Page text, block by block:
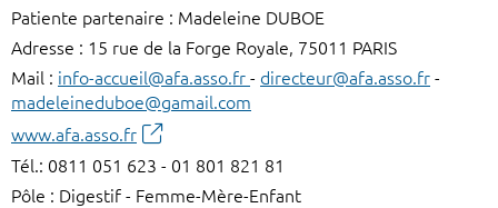
Patiente partenaire : Madeleine DUBOE
Adresse : 15 rue de la Forge Royale, 75011 PARIS
Mail : info-accueil@afa.asso.fr - directeur@afa.asso.fr -
madeleineduboe@gamail.com
www.afa.asso.fr
Tél.: 0811 051 623 - 01 801 821 81
Pôle : Digestif - Femme-Mère-Enfant